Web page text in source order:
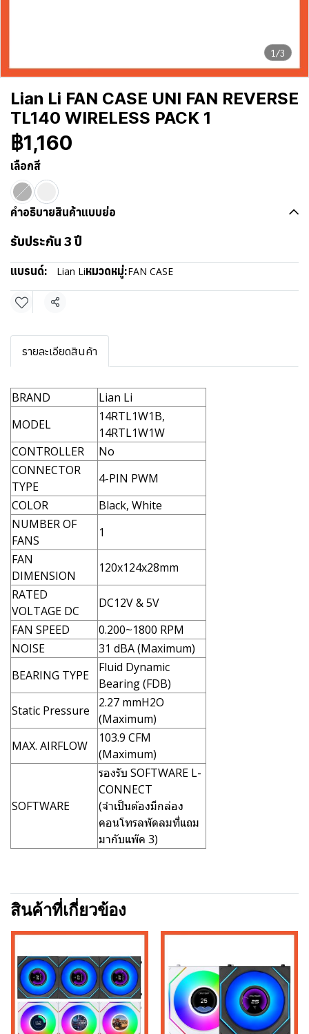
1/3
Lian Li FAN CASE UNI FAN REVERSE
TL140 WIRELESS PACK 1
฿1,160
เลือกสี
คำอธิบายสินค้าแบบย่อ
รับประกัน 3 ปี
แบรนด์: Lian Liหมวดหมู่:FAN CASE
แชร์
รายละเอียดสินค้า
BRAND
Lian Li
MODEL
14RTL1W1B,
14RTL1W1W
CONTROLLER
No
CONNECTOR
TYPE
4-PIN PWM
COLOR
Black, White
NUMBER OF
FANS
1
FAN
DIMENSION
120x124x28mm
RATED
VOLTAGE DC
DC12V & 5V
FAN SPEED
0.200~1800 RPM
NOISE
31 dBA (Maximum)
BEARING TYPE
Fluid Dynamic
Bearing (FDB)
Static Pressure
2.27 mmH2O
(Maximum)
MAX. AIRFLOW
103.9 CFM
(Maximum)
SOFTWARE
รองรับ SOFTWARE L-
CONNECT
(จำเป็นต้องมีกล่อง
คอนโทรลพัดลมที่แถม
มากับแพ๊ค 3)
สินค้าที่เกี่ยวข้อง